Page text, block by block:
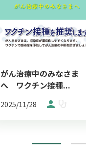
がん治療中のみなさま
へ ワクチン接種...
2025/11/28